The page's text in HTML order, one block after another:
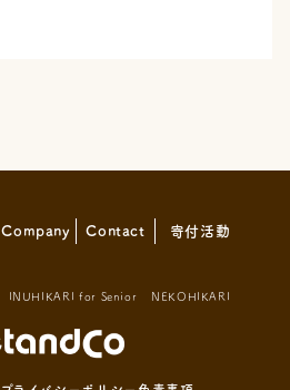
Company Contact 寄付活動
INUHIKARI for Senior NEKOHIKARI